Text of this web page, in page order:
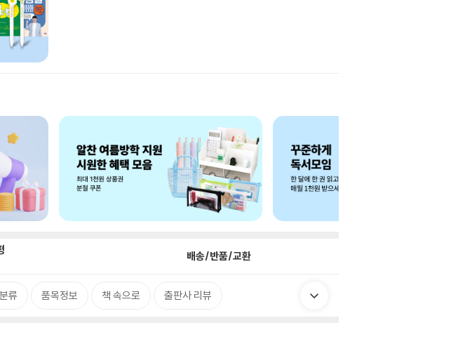
배송/반품/교환
류 품목정보 책 속으로 출판사 리뷰